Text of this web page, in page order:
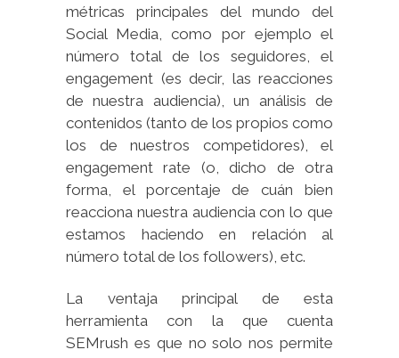
métricas principales del mundo del
Social Media, como por ejemplo el
número total de los seguidores, el
engagement (es decir, las reacciones
de nuestra audiencia), un análisis de
contenidos (tanto de los propios como
los de nuestros competidores), el
engagement rate (o, dicho de otra
forma, el porcentaje de cuán bien
reacciona nuestra audiencia con lo que
estamos haciendo en relación al
número total de los followers), etc.
La ventaja principal de esta
herramienta con la que cuenta
SEMrush es que no solo nos permite